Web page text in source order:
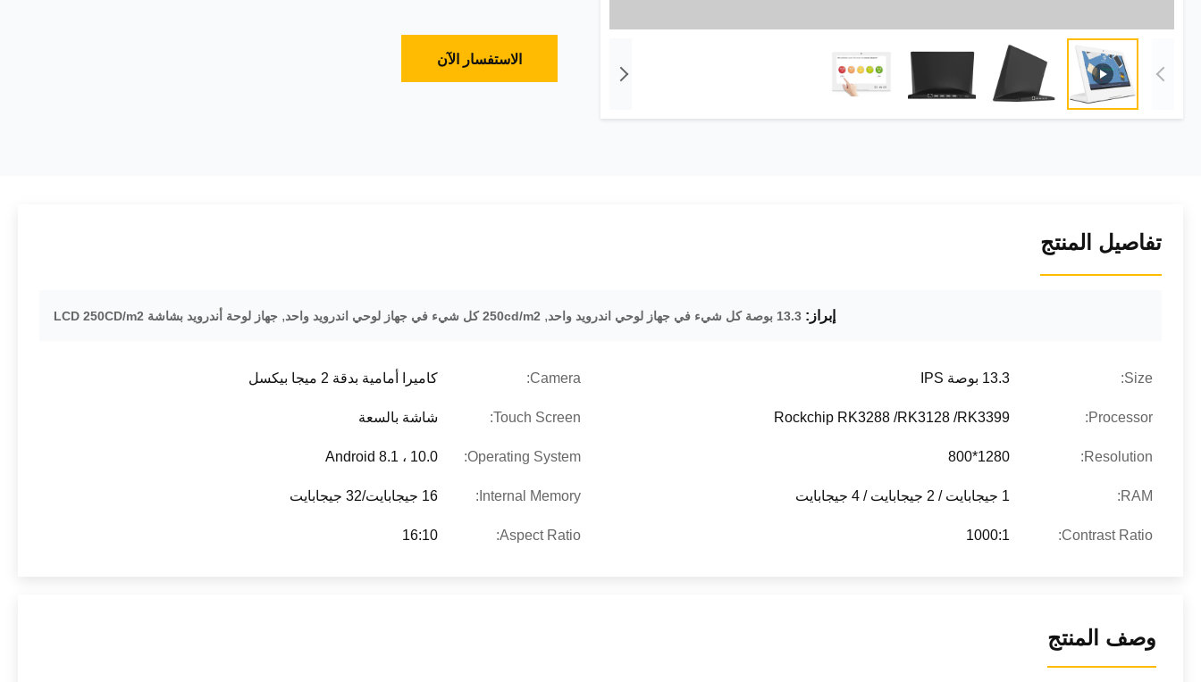
الاستفسار الآن
تفاصيل المنتج
إبراز: 13.3 بوصة كل شيء في جهاز لوحي اندرويد واحد , 250cd/m2 كل شيء في جهاز لوحي اندرويد واحد , جهاز لوحة أندرويد بشاشة LCD 250CD/m2
Size: 13.3 بوصة IPS Camera: كاميرا أمامية بدقة 2 ميجا بيكسل
Processor:
Rockchip RK3288 /RK3128 /RK3399
Touch Screen: شاشة بالسعة
Resolution:
1280*800
Operating System: Android 8.1 ، 10.0
RAM: 1 جيجابايت / 2 جيجابايت / 4 جيجابايت Internal Memory: 16 جيجابايت/32 جيجابايت
Contrast Ratio:
1000:1
Aspect Ratio:
16:10
وصف المنتج